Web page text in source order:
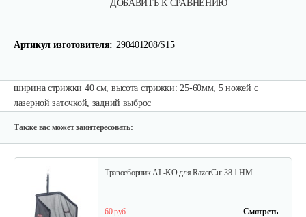
ДОБАВИТЬ К СРАВНЕНИЮ
Артикул изготовителя: 290401208/S15
ширина стрижки 40 см, высота стрижки: 25-60мм, 5 ножей с
лазерной заточкой, задний выброс
Также вас может заинтересовать:
Травосборник AL-KO для RazorCut 38.1 HM…
60 руб Смотреть